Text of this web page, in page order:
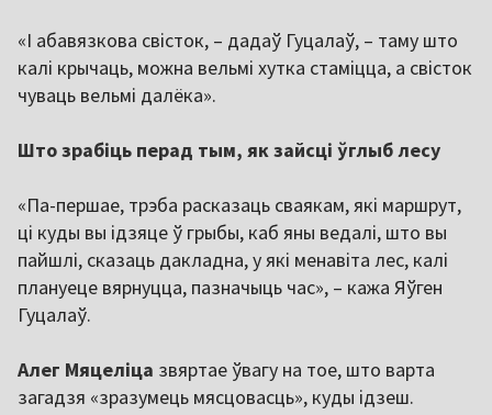
«І абавязкова свісток, – дадаў Гуцалаў, – таму што
калі крычаць, можна вельмі хутка стаміцца, а свісток
чуваць вельмі далёка».
Што зрабіць перад тым, як зайсці ўглыб лесу
«Па-першае, трэба расказаць сваякам, які маршрут,
ці куды вы ідзяце ў грыбы, каб яны ведалі, што вы
пайшлі, сказаць дакладна, у які менавіта лес, калі
плануеце вярнуцца, пазначыць час», – кажа Яўген
Гуцалаў.
Алег Мяцеліца звяртае ўвагу на тое, што варта
загадзя «зразумець мясцовасць», куды ідзеш.